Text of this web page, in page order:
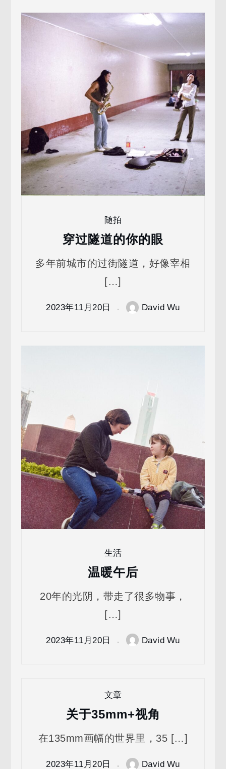
随拍
穿过隧道的你的眼
多年前城市的过街隧道，好像宰相
[…]
2023年11月20日 David Wu
生活
温暖午后
20年的光阴，带走了很多物事，
[…]
2023年11月20日 David Wu
文章
关于35mm+视角
在135mm画幅的世界里，35 […]
2023年11月20日 David Wu